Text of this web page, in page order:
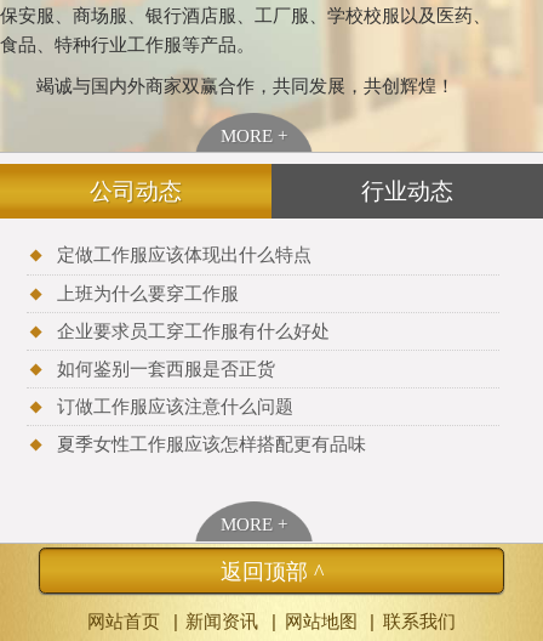
保安服、商场服、银行酒店服、工厂服、学校校服以及医药、
食品、特种行业工作服等产品。
竭诚与国内外商家双赢合作，共同发展，共创辉煌！
MORE +
公司动态 行业动态
定做工作服应该体现出什么特点
上班为什么要穿工作服
企业要求员工穿工作服有什么好处
如何鉴别一套西服是否正货
订做工作服应该注意什么问题
夏季女性工作服应该怎样搭配更有品味
MORE +
返回顶部 ^
网站首页 | 新闻资讯 | 网站地图 | 联系我们